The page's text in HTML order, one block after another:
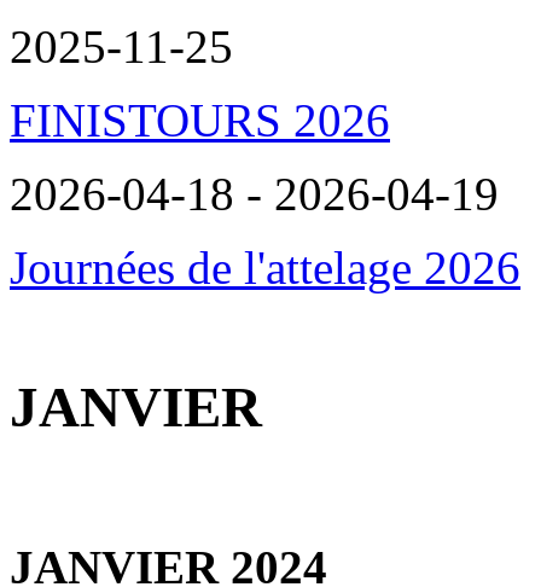
2025-11-25
FINISTOURS 2026
2026-04-18 - 2026-04-19
Journées de l'attelage 2026
JANVIER
JANVIER 2024